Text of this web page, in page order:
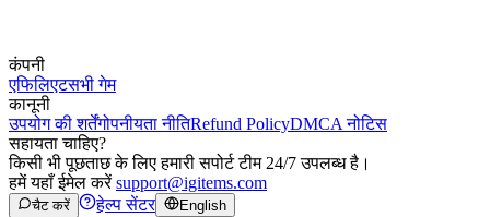
कंपनी
एफिलिएटसभी गेम
कानूनी
उपयोग की शर्तेंगोपनीयता नीतिRefund PolicyDMCA नोटिस
सहायता चाहिए?
किसी भी पूछताछ के लिए हमारी सपोर्ट टीम 24/7 उपलब्ध है।
हमें यहाँ ईमेल करेंsupport@igitems.com
चैट करें हेल्प सेंटर English